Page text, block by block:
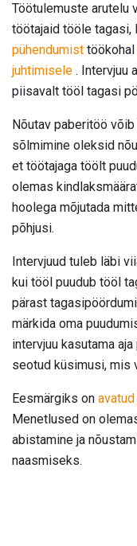
Töötulemuste arutelu
töötajaid tööle tagasi,
pühendumist töökohal
juhtimisele . Intervjuu
piisavalt tööl tagasi
Nõutav paberitöö
sõlmimine oleksid
et töötajaga töölt
olemas
hoolega mõjutada
põhjusi.
Intervjuud tuleb läbi
kui tööl puudub tööl
pärast
märkida oma
intervjuu kasutama
seotud küsimusi, mis
Eesmärgiks on
Menetlused on
abistamine ja
naasmiseks.